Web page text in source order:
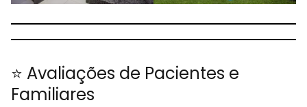
⭐ Avaliações de Pacientes e
Familiares